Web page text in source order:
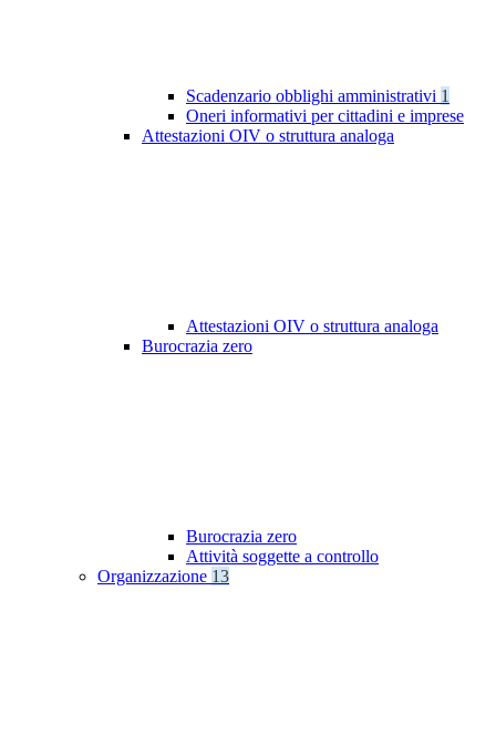
Scadenzario obblighi amministrativi 1
Oneri informativi per cittadini e imprese
Attestazioni OIV o struttura analoga
Attestazioni OIV o struttura analoga
Burocrazia zero
Burocrazia zero
Attività soggette a controllo
Organizzazione 13